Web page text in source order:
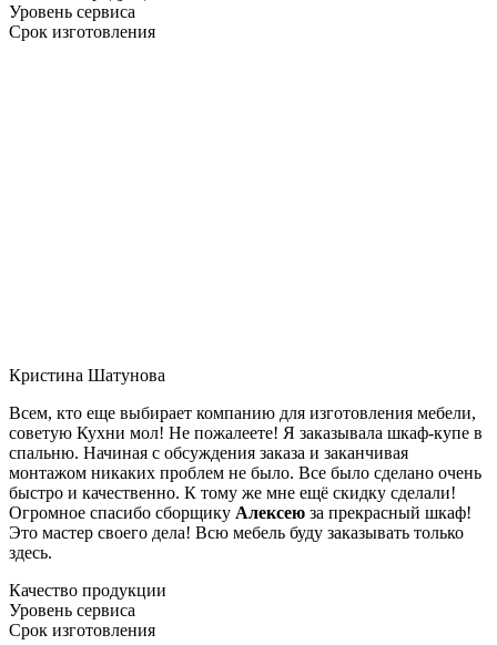
Уровень сервиса
Срок изготовления
Кристина Шатунова
Всем, кто еще выбирает компанию для изготовления мебели,
советую Кухни мол! Не пожалеете! Я заказывала шкаф-купе в
спальню. Начиная с обсуждения заказа и заканчивая
монтажом никаких проблем не было. Все было сделано очень
быстро и качественно. К тому же мне ещё скидку сделали!
Огромное спасибо сборщику Алексею за прекрасный шкаф!
Это мастер своего дела! Всю мебель буду заказывать только
здесь.
Качество продукции
Уровень сервиса
Срок изготовления